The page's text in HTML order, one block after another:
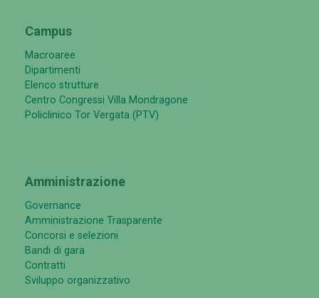
Campus
Macroaree
Dipartimenti
Elenco strutture
Centro Congressi Villa Mondragone
Policlinico Tor Vergata (PTV)
Amministrazione
Governance
Amministrazione Trasparente
Concorsi e selezioni
Bandi di gara
Contratti
Sviluppo organizzativo